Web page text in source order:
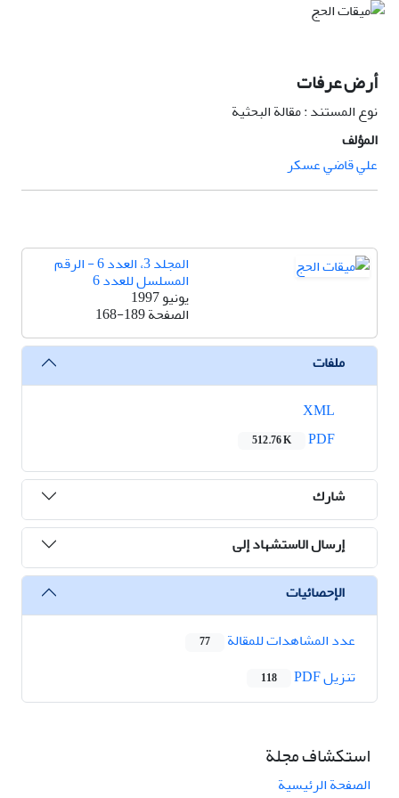
أرض عرفات
نوع المستند : مقالة البحثية
المؤلف
علي قاضي عسکر
المجلد 3، العدد 6 - الرقم
المسلسل للعدد 6
يونيو 1997
الصفحة168-189
ملفات
512.76 K
شارك
إرسال الاستشهاد إلى
الإحصائيات
عدد المشاهدات للمقالة
77
تنزیل PDF 118
استكشاف مجلة
الصفحة الرئيسية